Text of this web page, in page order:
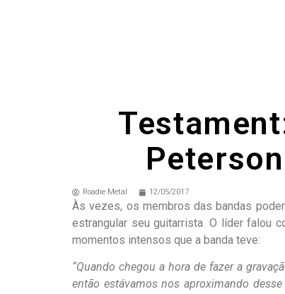
Roadie Metal 12/05/2017
Às vezes, os membros das bandas
estrangular seu guitarrista. O líder falou
momentos intensos que a banda teve:
“Quando chegou a hora de fazer a
então estávamos nos aproximando